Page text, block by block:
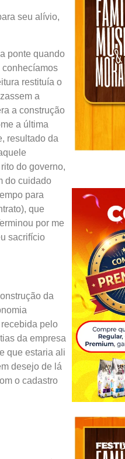
seu alívio,
ponte quando
restituía o
a
a construção
a última
resultado da
do governo,
do cuidado
para
que
por me
sacrifício
da
pelo
da empresa
que estaria ali
desejo de lá
o cadastro